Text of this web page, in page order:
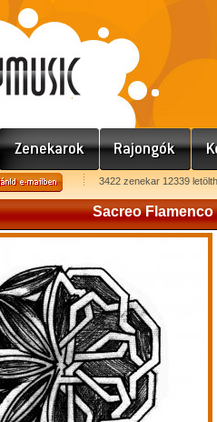
3422 zenekar 12339
Sacreo Flamenco